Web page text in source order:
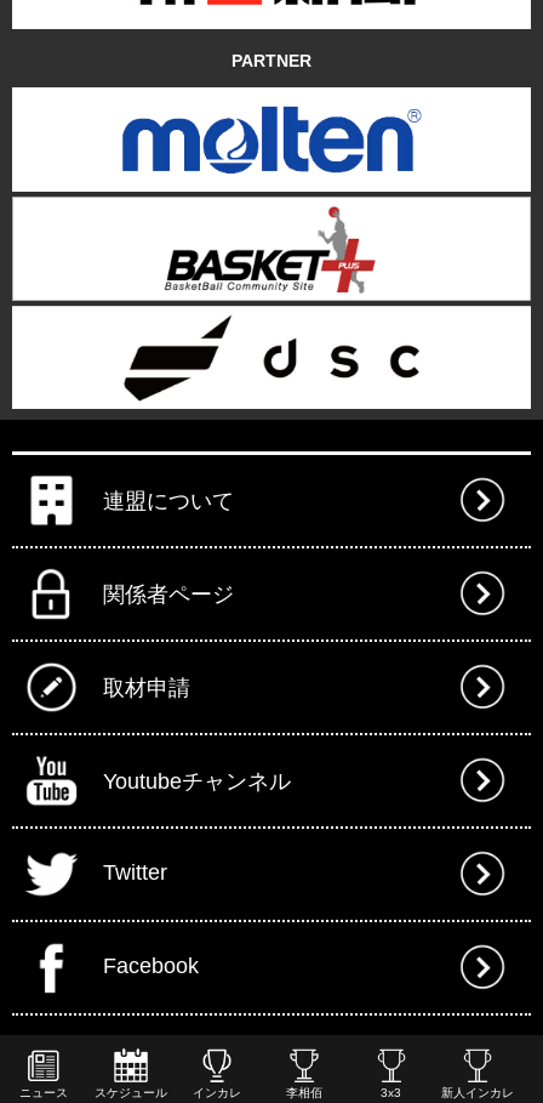
PARTNER
連盟について
関係者ページ
取材申請
Youtubeチャンネル
Twitter
Facebook
ニュース スケジュール インカレ 李相佰 3x3 新人インカレ